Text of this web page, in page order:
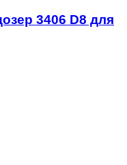
3406 D8 для